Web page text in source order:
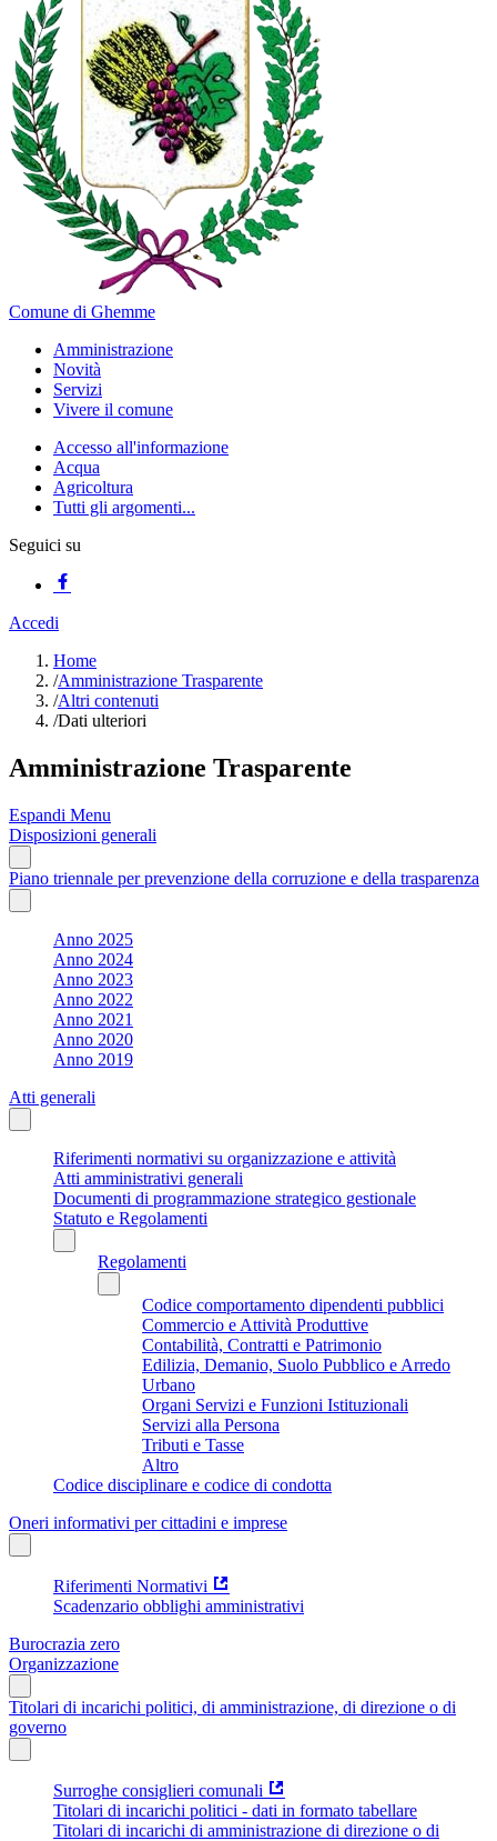
Comune di Ghemme
Amministrazione
Novità
Servizi
Vivere il comune
Accesso all'informazione
Acqua
Agricoltura
Tutti gli argomenti...
Seguici su
Accedi
Home
/Amministrazione Trasparente
/Altri contenuti
/Dati ulteriori
Amministrazione Trasparente
Espandi Menu
Disposizioni generali
Piano triennale per prevenzione della corruzione e della trasparenza
Anno 2025
Anno 2024
Anno 2023
Anno 2022
Anno 2021
Anno 2020
Anno 2019
Atti generali
Riferimenti normativi su organizzazione e attività
Atti amministrativi generali
Documenti di programmazione strategico gestionale
Statuto e Regolamenti
Regolamenti
Codice comportamento dipendenti pubblici
Commercio e Attività Produttive
Contabilità, Contratti e Patrimonio
Edilizia, Demanio, Suolo Pubblico e Arredo
Urbano
Organi Servizi e Funzioni Istituzionali
Servizi alla Persona
Tributi e Tasse
Altro
Codice disciplinare e codice di condotta
Oneri informativi per cittadini e imprese
Riferimenti Normativi
Scadenzario obblighi amministrativi
Burocrazia zero
Organizzazione
Titolari di incarichi politici, di amministrazione, di direzione o di
governo
Surroghe consiglieri comunali
Titolari di incarichi politici - dati in formato tabellare
Titolari di incarichi di amministrazione di direzione o di